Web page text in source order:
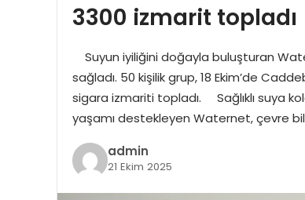
3300 izmarit topladı
Suyun iyiliğini doğayla buluşturan
sağladı. 50 kişilik grup, 18 Ekim’de
sigara izmariti topladı. Sağlıklı suya
yaşamı destekleyen Waternet, çevre
admin
21 Ekim 2025